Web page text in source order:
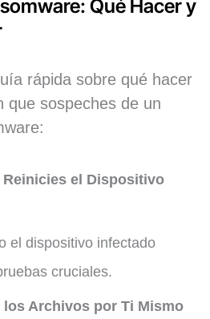
Qué Hacer y
rápida sobre qué hacer
que sospeches de un
Reinicies el Dispositivo
el dispositivo infectado
cruciales.
los Archivos por Ti Mismo